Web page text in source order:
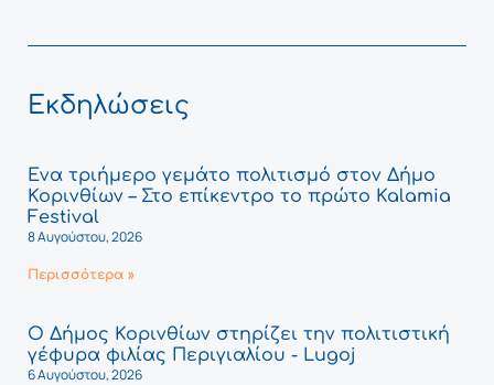
Εκδηλώσεις
Ένα τριήμερο γεμάτο πολιτισμό στον Δήμο
Κορινθίων – Στο επίκεντρο το πρώτο Kalamia
Festival
8 Αυγούστου, 2026
Περισσότερα »
Ο Δήμος Κορινθίων στηρίζει την πολιτιστική
γέφυρα φιλίας Περιγιαλίου - Lugoj
6 Αυγούστου, 2026